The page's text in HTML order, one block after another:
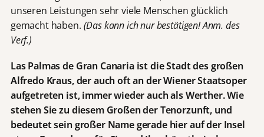
unseren Leistungen sehr viele Menschen glücklich
gemacht haben. (Das kann ich nur bestätigen! Anm. des
Verf.)
Las Palmas de Gran Canaria ist die Stadt des großen
Alfredo Kraus, der auch oft an der Wiener Staatsoper
aufgetreten ist, immer wieder auch als Werther. Wie
stehen Sie zu diesem Großen der Tenorzunft, und
bedeutet sein großer Name gerade hier auf der Insel